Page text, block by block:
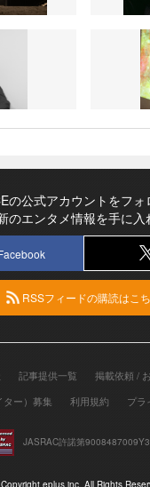
の公式アカウントをフォ
のエンタメ情報を手に入
RSSフィードの購読はこ
記事提供一覧
掲載依頼 /
ター）募集
利用規約 プラ
JASRAC許諾第